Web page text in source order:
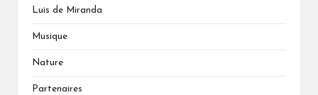
Luis de Miranda
Musique
Nature
Partenaires